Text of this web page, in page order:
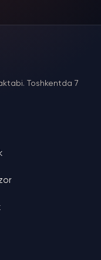
Toshkentda 7